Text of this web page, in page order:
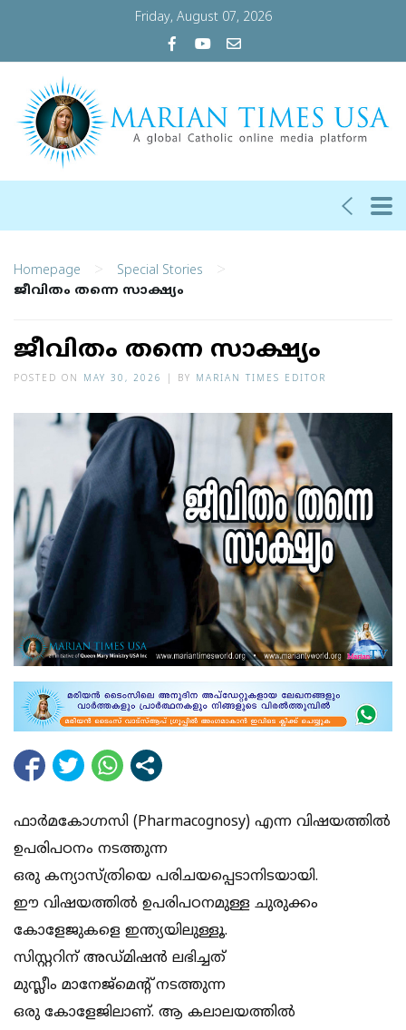
Friday, August 07, 2026
Homepage > Special Stories >
ജീവിതം തന്നെ സാക്ഷ്യം
ജീവിതം തന്നെ സാക്ഷ്യം
POSTED ON MAY 30, 2026 BY MARIAN TIMES EDITOR
ഫാർമകോഗ്നസി (Pharmacognosy) എന്ന വിഷയത്തിൽ
ഉപരിപഠനം നടത്തുന്ന
ഒരു കന്യാസ്ത്രിയെ പരിചയപ്പെടാനിടയായി.
ഈ വിഷയത്തിൽ ഉപരിപഠനമുള്ള ചുരുക്കം
കോളേജുകളെ ഇന്ത്യയിലുള്ളൂ.
സിസ്റ്ററിന് അഡ്മിഷൻ ലഭിച്ചത്
മുസ്ലീം മാനേജ്മെൻ്റ് നടത്തുന്ന
ഒരു കോളേജിലാണ്. ആ കലാലയത്തിൽ